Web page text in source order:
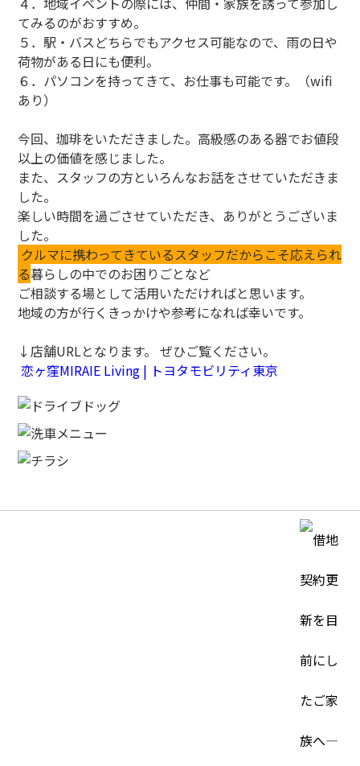
てみるのがおすすめ。
５．駅・バスどちらでもアクセス可能なので、雨の日や
荷物がある日にも便利。
６．パソコンを持ってきて、お仕事も可能です。（wifi
あり）
今回、珈琲をいただきました。高級感のある器でお値段
以上の価値を感じました。
また、スタッフの方といろんなお話をさせていただきま
した。
楽しい時間を過ごさせていただき、ありがとうございま
した。
クルマに携わってきているスタッフだからこそ応えられ
る暮らしの中でのお困りごとなど
ご相談する場として活用いただければと思います。
地域の方が行くきっかけや参考になれば幸いです。
↓店舗URLとなります。 ぜひご覧ください。
恋ヶ窪MIRAIE Living | トヨタモビリティ東京